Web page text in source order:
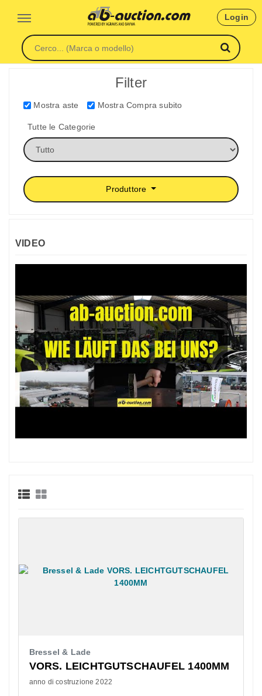
Login
Filter
Mostra aste Mostra Compra subito
Tutte le Categorie
Produttore
VIDEO
Bressel & Lade
VORS. LEICHTGUTSCHAUFEL 1400MM
anno di costruzione 2022